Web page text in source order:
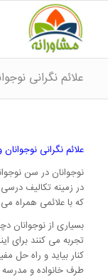
علائم نگرانی
علائم نگرانی
نوجوانان در سن
در زمینه تکالیف
که با علائمی همراه
بسیاری از نوجوانان
تجربه می کنند برای
کنار بیاید و راه حل
طرف خانواده و مدرسه